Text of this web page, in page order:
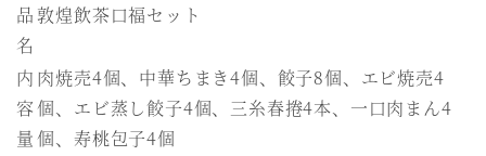
品
名
敦煌飲茶口福セット
内
容
量
肉焼売4個、中華ちまき4個、餃子8個、エビ焼売4
個、エビ蒸し餃子4個、三糸春捲4本、一口肉まん4
個、寿桃包子4個